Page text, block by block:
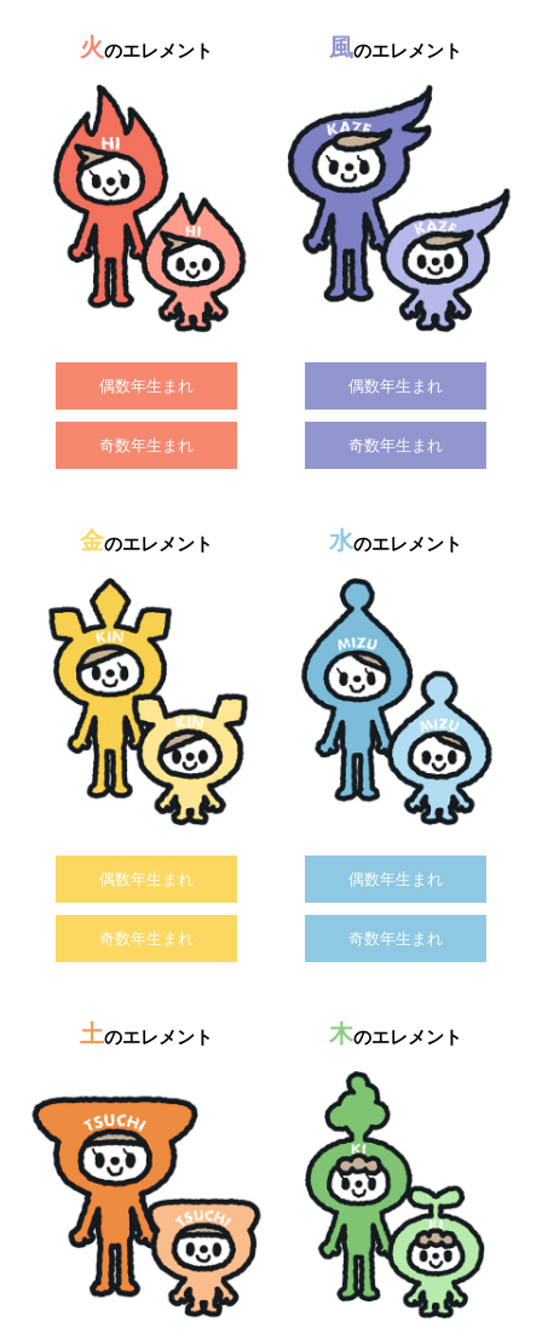
火のエレメント
偶数年生まれ
奇数年生まれ
風のエレメント
偶数年生まれ
奇数年生まれ
金のエレメント
偶数年生まれ
奇数年生まれ
水のエレメント
偶数年生まれ
奇数年生まれ
土のエレメント 木のエレメント